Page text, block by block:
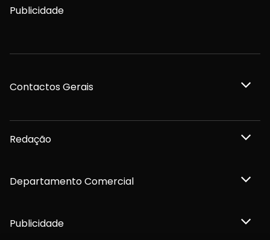
Publicidade
Contactos Gerais
Redação
Departamento Comercial
Publicidade